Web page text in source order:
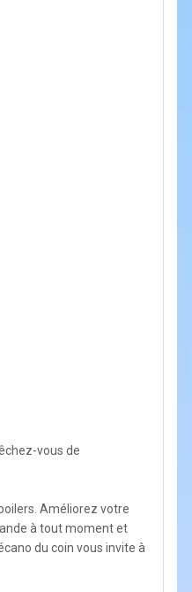
vous de
Améliorez votre
à tout moment et
du coin vous invite à